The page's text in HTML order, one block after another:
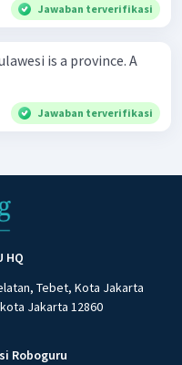
Jawaban terverifikasi
Jawaban terverifikasi
HQ
Tebet, Kota Jakarta
Jakarta 12860
Roboguru